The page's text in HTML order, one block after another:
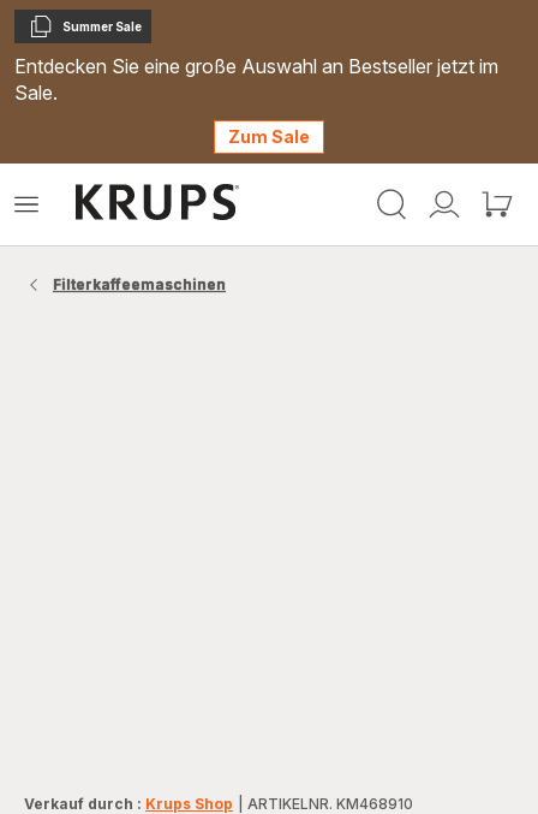
Kopieren
Summer Sale
Entdecken Sie eine große Auswahl an Bestseller jetzt im
Sale.
Zum Sale
Mein
Mein
Das
Filterkaffeemaschinen
Verkauf durch : Krups Shop ARTIKELNR. KM468910